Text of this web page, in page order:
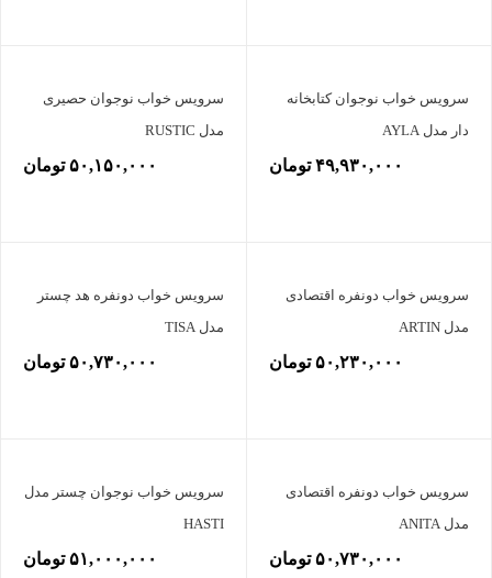
سرویس خواب نوجوان کتابخانه
دار مدل AYLA
۴۹,۹۳۰,۰۰۰ تومان
سرویس خواب نوجوان حصیری
مدل RUSTIC
۵۰,۱۵۰,۰۰۰ تومان
سرویس خواب دونفره اقتصادی
مدل ARTIN
۵۰,۲۳۰,۰۰۰ تومان
سرویس خواب دونفره هد چستر
مدل TISA
۵۰,۷۳۰,۰۰۰ تومان
سرویس خواب دونفره اقتصادی
مدل ANITA
۵۰,۷۳۰,۰۰۰ تومان
سرویس خواب نوجوان چستر مدل
HASTI
۵۱,۰۰۰,۰۰۰ تومان